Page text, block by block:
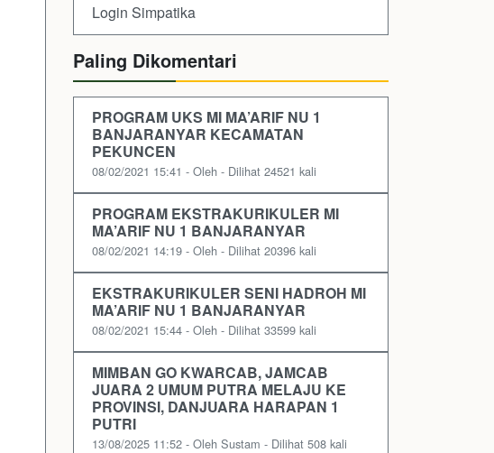
Login Simpatika
Paling Dikomentari
PROGRAM UKS MI MA’ARIF NU 1
BANJARANYAR KECAMATAN
PEKUNCEN
08/02/2021 15:41 - Oleh - Dilihat 24521 kali
PROGRAM EKSTRAKURIKULER MI
MA’ARIF NU 1 BANJARANYAR
08/02/2021 14:19 - Oleh - Dilihat 20396 kali
EKSTRAKURIKULER SENI HADROH MI
MA’ARIF NU 1 BANJARANYAR
08/02/2021 15:44 - Oleh - Dilihat 33599 kali
MIMBAN GO KWARCAB, JAMCAB
JUARA 2 UMUM PUTRA MELAJU KE
PROVINSI, DANJUARA HARAPAN 1
PUTRI
13/08/2025 11:52 - Oleh Sustam - Dilihat 508 kali